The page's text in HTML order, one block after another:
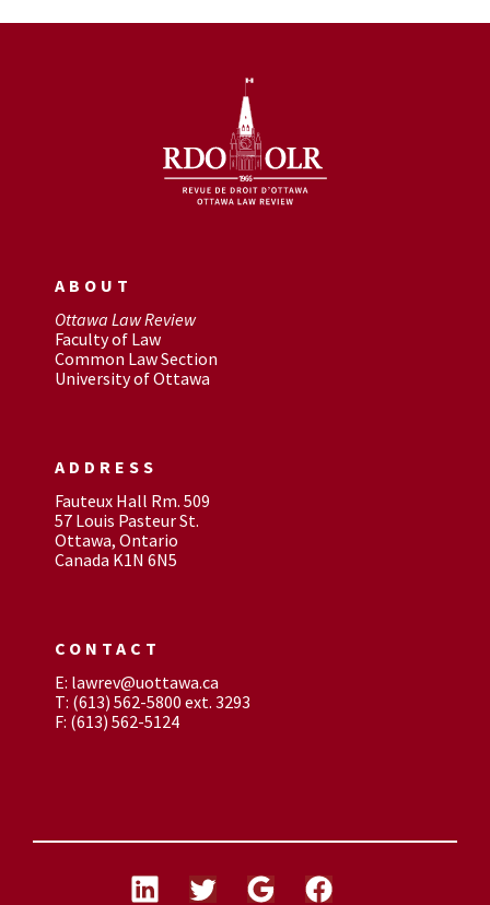
ABOUT
Ottawa Law Review
Faculty of Law
Common Law Section
University of Ottawa
ADDRESS
Fauteux Hall Rm. 509
57 Louis Pasteur St.
Ottawa, Ontario
Canada K1N 6N5
CONTACT
E: lawrev@uottawa.ca
T: (613) 562-5800 ext. 3293
F: (613) 562-5124